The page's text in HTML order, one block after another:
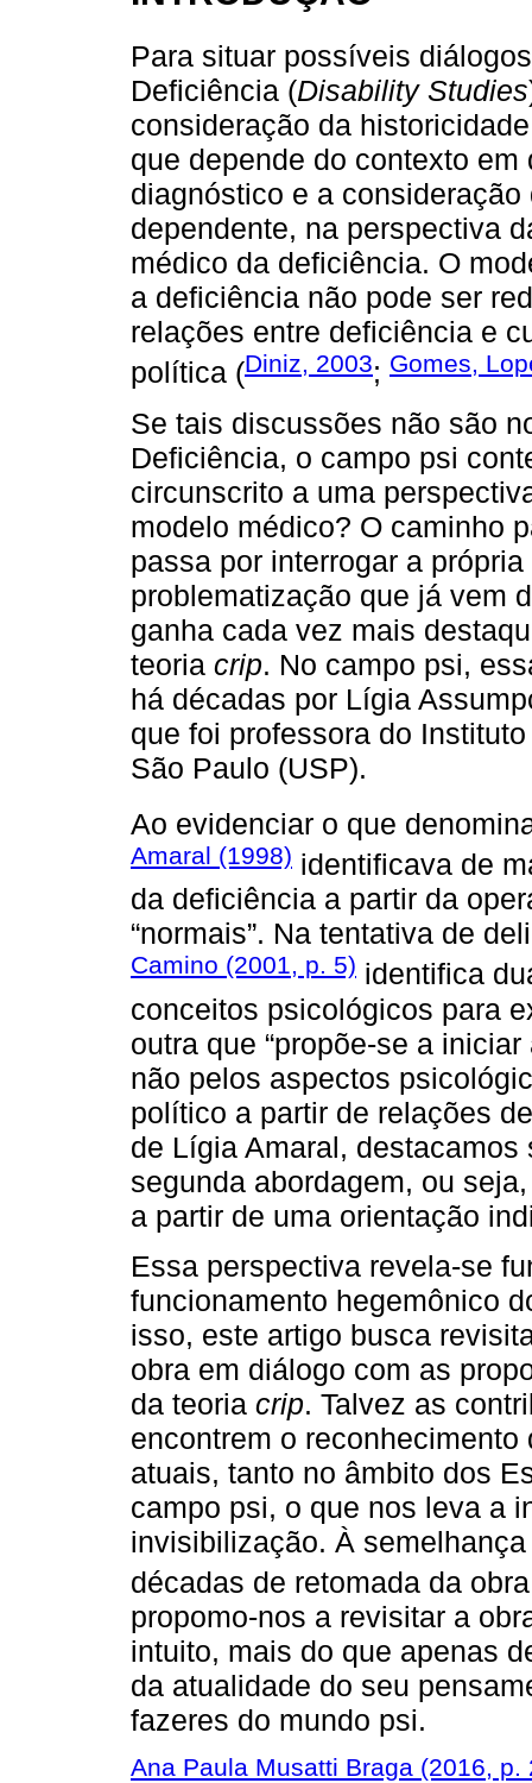
Para situar possíveis
Deficiência (Disability Studies
consideração da
que depende do contexto
diagnóstico e a
dependente, na perspectiva
médico da deficiência. O
a deficiência não pode ser
relações entre deficiência e
política (Diniz, 2003; Gomes,
Se tais discussões não são
Deficiência, o campo psi
circunscrito a uma
modelo médico? O caminho
passa por interrogar a
problematização que já vem
ganha cada vez mais
teoria crip. No campo psi,
há décadas por Lígia
que foi professora do
São Paulo (USP).
Ao evidenciar o que
Amaral (1998) identificava de
da deficiência a partir da
“normais”. Na tentativa de
Camino (2001, p. 5) identifica
conceitos psicológicos para
outra que “propõe-se a
não pelos aspectos
político a partir de relações
de Lígia Amaral,
segunda abordagem, ou
a partir de uma orientação
Essa perspectiva revela-se
funcionamento hegemônico
isso, este artigo busca
obra em diálogo com as
da teoria crip. Talvez as
encontrem o
atuais, tanto no âmbito dos
campo psi, o que nos leva a
invisibilização. À
décadas de retomada da
propomo-nos a revisitar a
intuito, mais do que apenas
da atualidade do seu
fazeres do mundo psi.
Ana Paula Musatti Braga (2016, p.